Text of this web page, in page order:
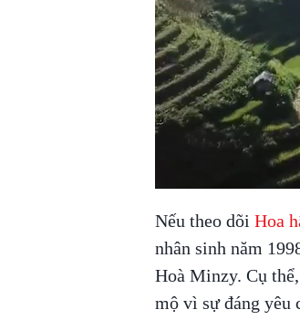
Nếu theo dõi Hoa
nhân sinh năm
Hoà Minzy. Cụ
mộ vì sự đáng yêu